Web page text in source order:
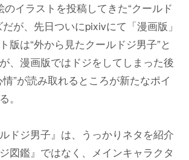
イラストを投稿してきた“クールド
が、先日ついにpixivにて「漫画版」
版は“外から見たクールドジ男子”と
、漫画版ではドジをしてしまった後
”が読み取れるところが新たなポイ
。
ドジ男子』は、うっかりネタを紹介
図鑑』ではなく、メインキャラクタ